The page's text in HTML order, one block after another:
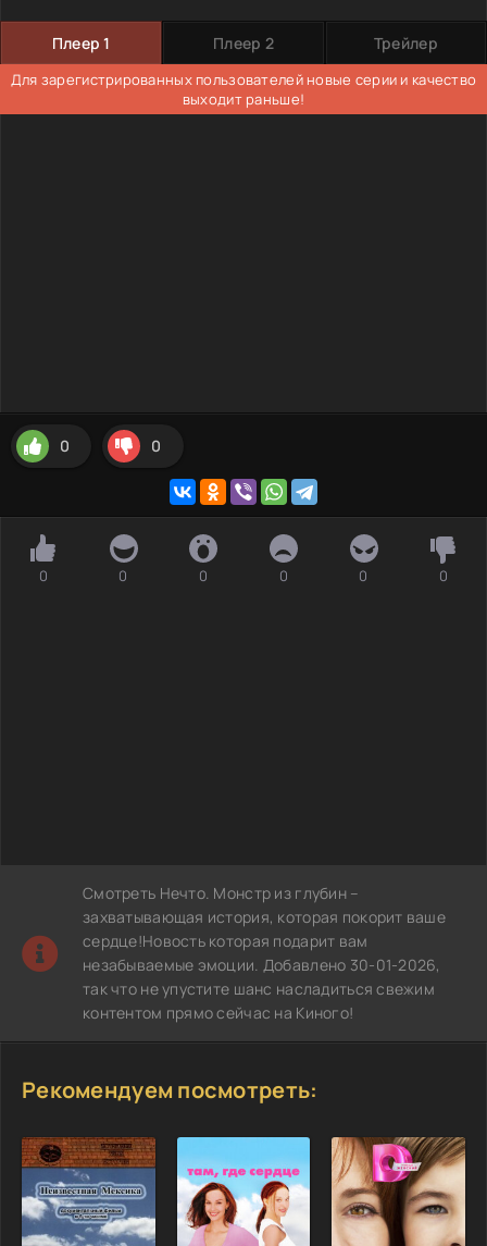
Плеер 1 Плеер 2 Трейлер
Для зарегистрированных пользователей новые серии и качество
выходит раньше!
0 0
0 0 0 0 0 0
Смотреть Нечто. Монстр из глубин –
захватывающая история, которая покорит ваше
сердце!Новость которая подарит вам
незабываемые эмоции. Добавлено 30-01-2026,
так что не упустите шанс насладиться свежим
контентом прямо сейчас на Киного!
Рекомендуем посмотреть: